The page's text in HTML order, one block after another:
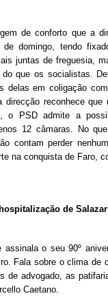
de conforto que a
de domingo, tendo
juntas de freguesia,
que os socialistas.
delas em coligação
direcção reconhece que
o PSD admite a
12 câmaras. No
contam perder
na conquista de Faro,
de
assinala o seu 90º
Fala sobre o clima de
de advogado, as
Caetano.